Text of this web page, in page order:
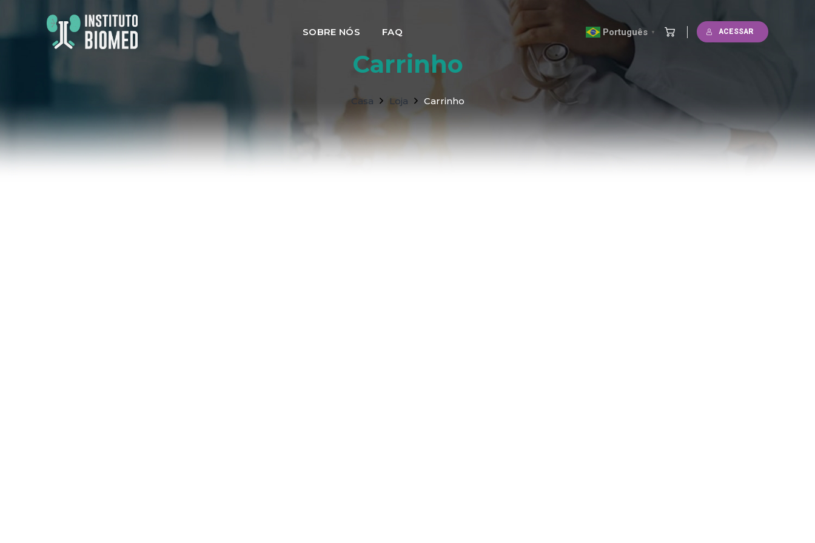
SOBRE NÓS FAQ Português ▼ ACESSAR
Carrinho
Casa Loja Carrinho